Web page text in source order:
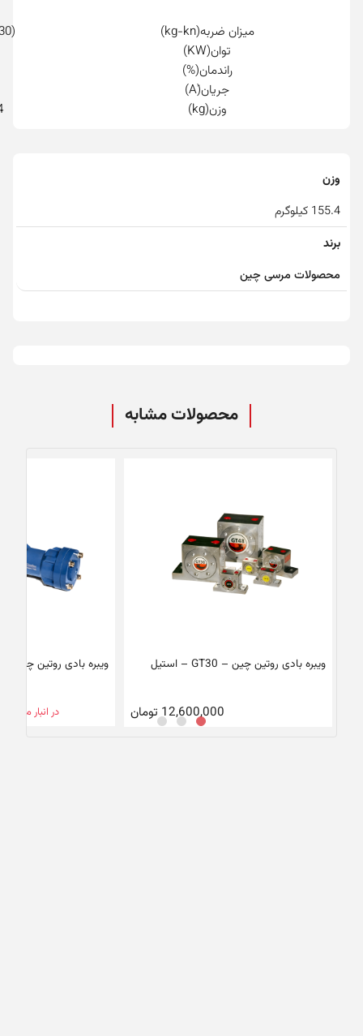
میزان ضربه(kg-kn)
(2931-30)
توان(KW)
راندمان(%)
جریان(َA)
وزن(kg)
وزن
155.4 کیلوگرم
برند
محصولات مرسی چین
محصولات مشابه
ویبره بادی روتین چین – GT30 – استیل
12,600,000 تومان
ویبره بادی روتین چین – SK30
در انبار